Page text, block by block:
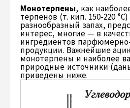
Монотерпены, как
терпенов (т. кип. 150-220
разнообразный запах,
интерес, многие — в
ингредиентов
продукции. Важнейшие
монотерпены и наиболее
природные источники
приведены ниже.